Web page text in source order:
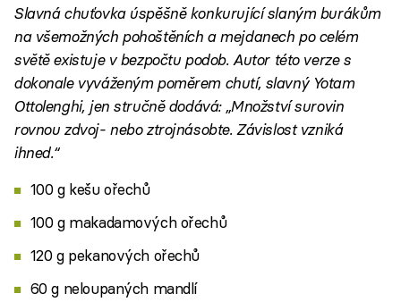
Slavná chuťovka úspěšně konkurující slaným burákům
na všemožných pohoštěních a mejdanech po celém
světě existuje v bezpočtu podob. Autor této verze s
dokonale vyváženým poměrem chutí, slavný Yotam
Ottolenghi, jen stručně dodává: „Množství surovin
rovnou zdvoj- nebo ztrojnásobte. Závislost vzniká
ihned.“
100 g kešu ořechů
100 g makadamových ořechů
120 g pekanových ořechů
60 g neloupaných mandlí